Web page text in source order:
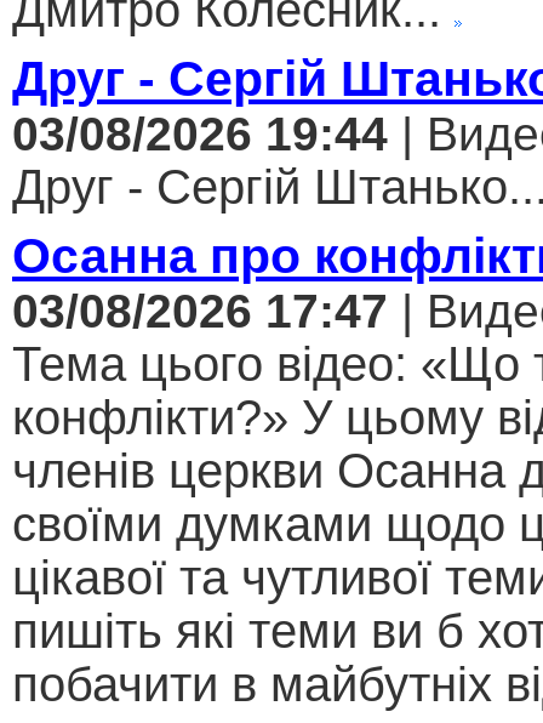
Друг - Сергій
03/08/2026 19:44 |
Друг - Сергій
Осанна про
03/08/2026 17:47 |
Тема цього відео: «Що
конфлікти?» У цьому
членів церкви Осанна
своїми думками щодо
цікавої та чутливої
пишіть які теми ви б
побачити в майбутніх